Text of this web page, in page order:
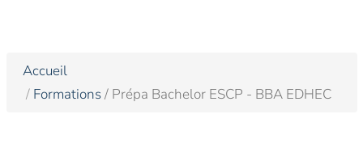
Accueil
Formations/ Prépa Bachelor ESCP - BBA EDHEC